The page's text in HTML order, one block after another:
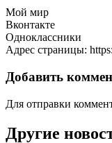
Мой мир
Вконтакте
Одноклассники
Адрес страницы:
Добавить
Для отправки
Другие